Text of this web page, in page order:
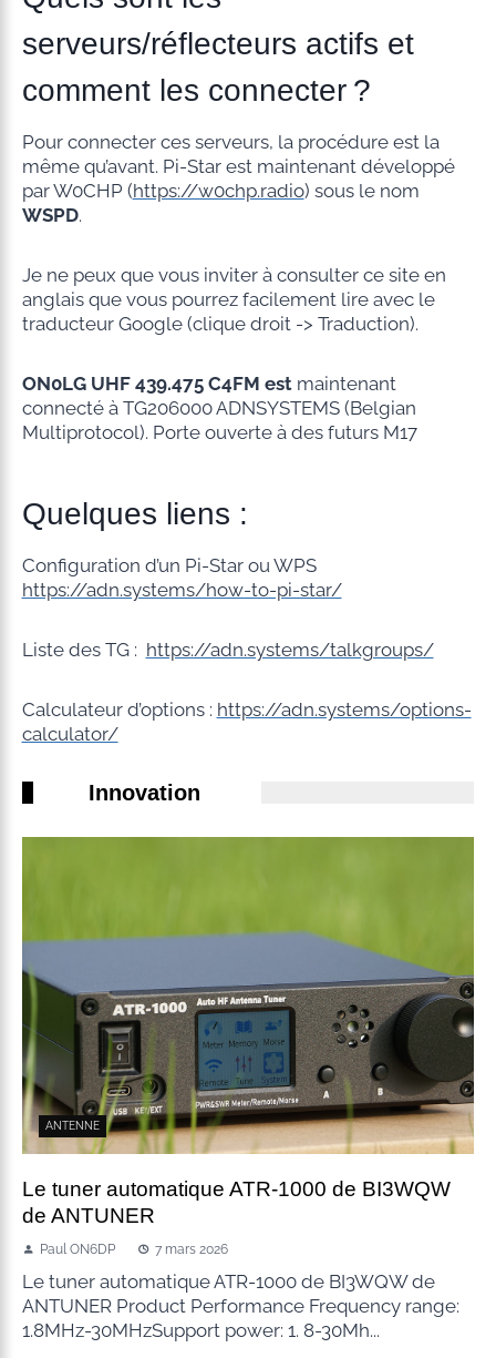
serveurs/réflecteurs actifs et
comment les connecter ?
Pour connecter ces serveurs, la procédure est la
même qu’avant. Pi-Star est maintenant développé
par W0CHP (https://w0chp.radio) sous le nom
WSPD.
Je ne peux que vous inviter à consulter ce site en
anglais que vous pourrez facilement lire avec le
traducteur Google (clique droit -> Traduction).
ON0LG UHF 439.475 C4FM estmaintenant
connecté à TG206000 ADNSYSTEMS (Belgian
Multiprotocol). Porte ouverte à des futurs M17
Quelques liens :
Configuration d’un Pi-Star ou WPS
https://adn.systems/how-to-pi-star/
Liste des TG : https://adn.systems/talkgroups/
Calculateur d’options : https://adn.systems/options-
calculator/
Innovation
ANTENNE
Le tuner automatique ATR-1000 de BI3WQW
de ANTUNER
Paul ON6DP 7 mars 2026
Le tuner automatique ATR-1000 de BI3WQW de
ANTUNER Product Performance Frequency range:
1.8MHz-30MHzSupport power: 1. 8-30Mh...